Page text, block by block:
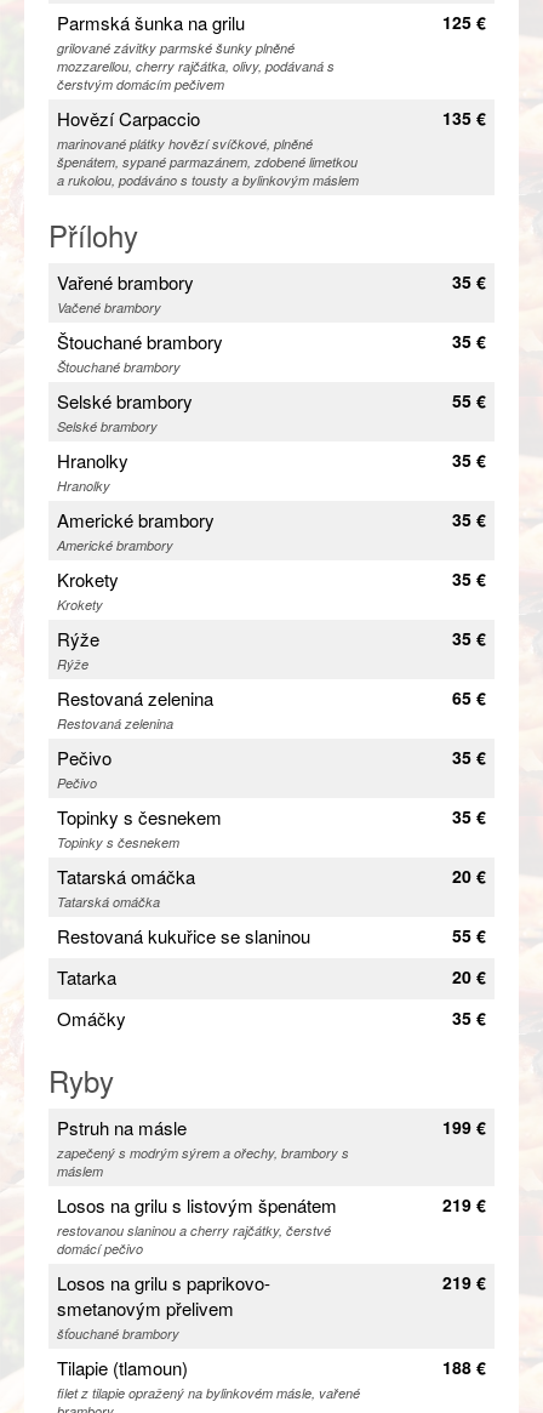
Parmská šunka na grilu
grilované závitky parmské šunky plněné
mozzarellou, cherry rajčátka, olivy, podávaná s
čerstvým domácím pečivem
125 €
Hovězí Carpaccio
marinované plátky hovězí svíčkové, plněné
špenátem, sypané parmazánem, zdobené limetkou
a rukolou, podáváno s tousty a bylinkovým máslem
135 €
Přílohy
Vařené brambory
Vačené brambory
35 €
Štouchané brambory
Štouchané brambory
35 €
Selské brambory
Selské brambory
55 €
Hranolky
Hranolky
35 €
Americké brambory
Americké brambory
35 €
Krokety
Krokety
35 €
Rýže
Rýže
35 €
Restovaná zelenina
Restovaná zelenina
65 €
Pečivo
Pečivo
35 €
Topinky s česnekem
Topinky s česnekem
35 €
Tatarská omáčka
Tatarská omáčka
20 €
Restovaná kukuřice se slaninou 55 €
Tatarka 20 €
Omáčky 35 €
Ryby
Pstruh na másle
zapečený s modrým sýrem a ořechy, brambory s
máslem
199 €
Losos na grilu s listovým špenátem
restovanou slaninou a cherry rajčátky, čerstvé
domácí pečivo
219 €
Losos na grilu s paprikovo-
smetanovým přelivem
šťouchané brambory
219 €
Tilapie (tlamoun)
filet z tilapie opražený na bylinkovém másle, vařené
188 €